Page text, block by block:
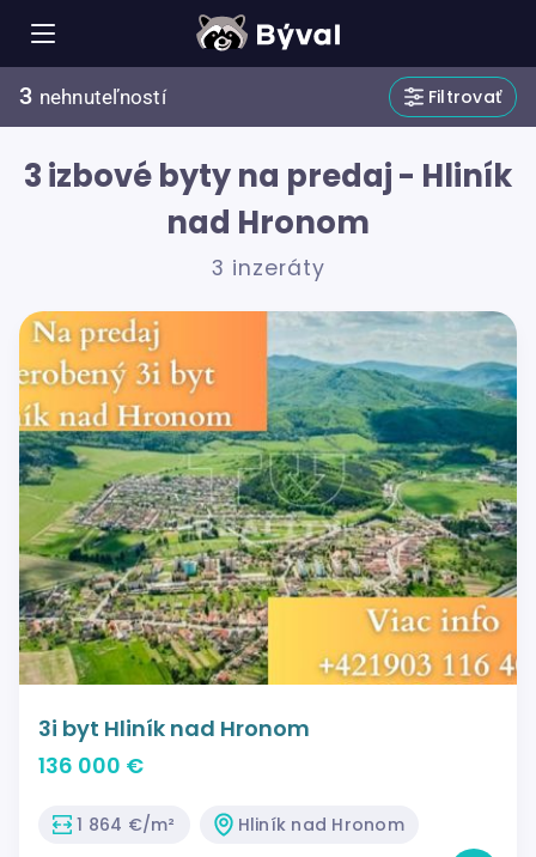
3 nehnuteľností Filtrovať
3 izbové byty na predaj - Hliník
nad Hronom
3 inzeráty
3i byt Hliník nad Hronom
136 000 €
1 864 €/m²
Hliník nad Hronom